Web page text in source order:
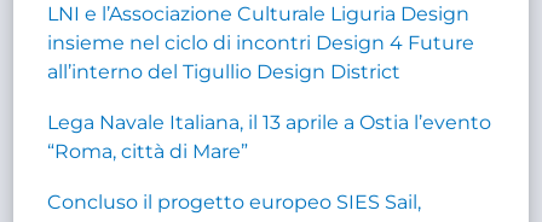
LNI e l’Associazione Culturale Liguria Design
insieme nel ciclo di incontri Design 4 Future
all’interno del Tigullio Design District
Lega Navale Italiana, il 13 aprile a Ostia l’evento
“Roma, città di Mare”
Concluso il progetto europeo SIES Sail,